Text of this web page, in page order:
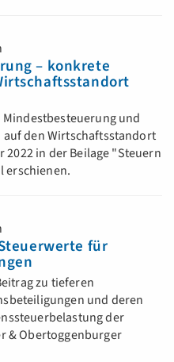
– konkrete
und
den Wirtschaftsstandort
2022 in der Beilage "Steuern
erschienen.
für
zu tieferen
und deren
der
& Obertoggenburger